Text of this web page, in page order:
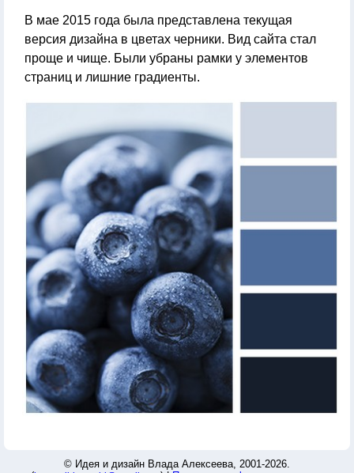
В мае 2015 года была представлена текущая
версия дизайна в цветах черники. Вид сайта стал
проще и чище. Были убраны рамки у элементов
страниц и лишние градиенты.
© Идея и дизайн Влада Алексеева, 2001-2026.